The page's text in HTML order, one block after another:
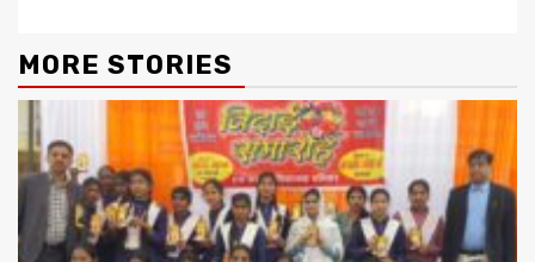
MORE STORIES